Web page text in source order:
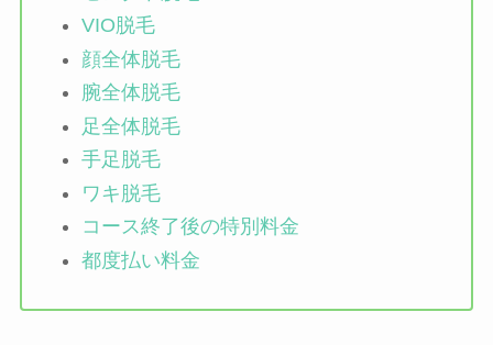
VIO脱毛
顔全体脱毛
腕全体脱毛
足全体脱毛
手足脱毛
ワキ脱毛
コース終了後の特別料金
都度払い料金